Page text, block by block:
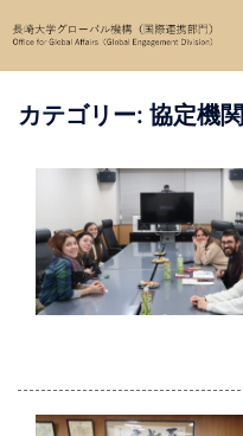
ン
テ
カテゴリー: 協定機関